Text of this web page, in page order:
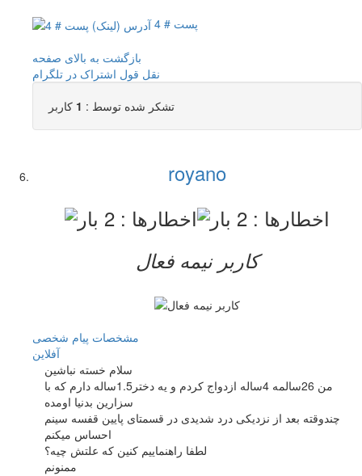
پست # 4
بازگشت به بالای صفحه
نقل قول اشتراک در تلگرام
تشکر شده توسط : 1 کاربر
royano
کاربر نيمه فعال
مشخصات پیام شخصی
آفلاين
سلام خسته نباشین
من 26سالمه 4ساله ازدواج کردم و یه دختر1.5ساله دارم که با
سزارین بدنیا اومده
چندوقته بعد از نزدیکی درد شدیدی در قسمتای پایین قفسه سینم
احساس میکنم
لطفا راهنماییم کنین که علتش چیه؟
ممنونم